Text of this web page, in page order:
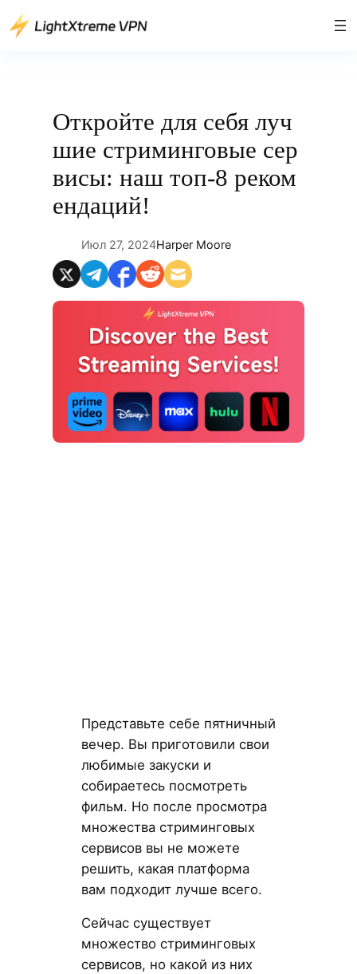
Перейти
Откройте для себя луч
шие стриминговые сер
висы: наш топ-8 реком
ендаций!
Июл 27, 2024Harper Moore
Представьте себе пятничный
вечер. Вы приготовили свои
любимые закуски и
собираетесь посмотреть
фильм. Но после просмотра
множества стриминговых
сервисов вы не можете
решить, какая платформа
вам подходит лучше всего.
Сейчас существует
множество стриминговых
сервисов, но какой из них